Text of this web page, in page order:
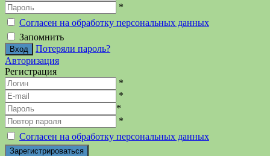
*
Согласен на обработку персональных данных
Запомнить
Потеряли пароль?
Авторизация
Регистрация
*
*
*
*
Согласен на обработку персональных данных